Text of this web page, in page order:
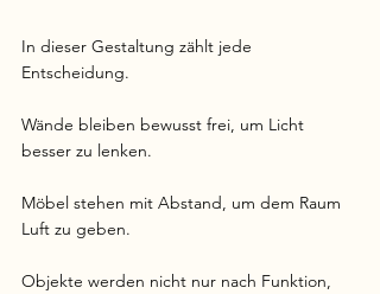
In dieser Gestaltung zählt jede
Entscheidung.
Wände bleiben bewusst frei, um Licht
besser zu lenken.
Möbel stehen mit Abstand, um dem Raum
Luft zu geben.
Objekte werden nicht nur nach Funktion,